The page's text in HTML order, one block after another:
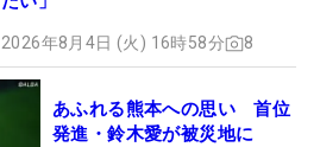
2026年8月4日 (火) 16時58分 8
あふれる熊本への思い 首位
発進・鈴木愛が被災地に